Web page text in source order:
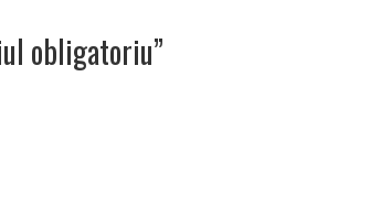
obligatoriu”